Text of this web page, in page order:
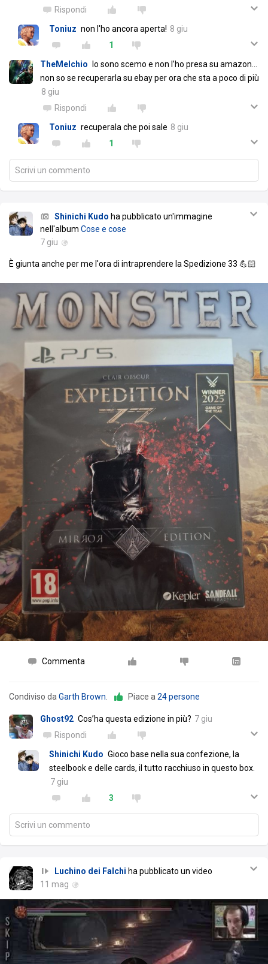
Rispondi
Toniuz non l'ho ancora aperta! 8 giu
1
TheMelchio
Io sono scemo e non l’ho presa su amazon…
non so se recuperarla su ebay per ora che sta a poco di più
8 giu
Rispondi
Toniuz recuperala che poi sale 8 giu
1
Scrivi un commento
Shinichi Kudo ha pubblicato un'immagine
nell'album Cose e cose
7 giu
È giunta anche per me l'ora di intraprendere la Spedizione 33 💪🏻
Commenta
Condiviso da Garth Brown Piace a 24 persone
Ghost92 Cos’ha questa edizione in più? 7 giu
Rispondi
Shinichi Kudo Gioco base nella sua confezione, la
steelbook e delle cards, il tutto racchiuso in questo box.
7 giu
3
Scrivi un commento
Luchino dei Falchi ha pubblicato un video
11 mag